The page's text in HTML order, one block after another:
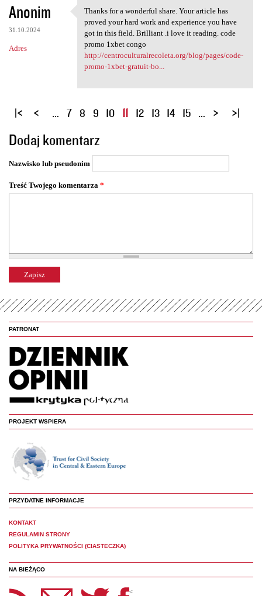
Anonim
31.10.2024
Adres
Thanks for a wonderful share.
Thanks for a wonderful share. Your article has
proved your hard work and experience you have
got in this field. Brilliant .i love it reading. code
promo 1xbet congo
http://centroculturalrecoleta.org/blog/pages/code-
promo-1xbet-gratuit-bo...
S
r
o
n
y
… 7 8 9 10 11 12 13 14 15 …
Dodaj komentarz
Nazwisko lub pseudonim
Treść Twojego komentarza *
PATRONAT
PROJEKT WSPIERA
PRZYDATNE INFORMACJE
KONTAKT
REGULAMIN STRONY
POLITYKA PRYWATNOŚCI (CIASTECZKA)
NA BIEŻĄCO
Panoptyka Facebook <